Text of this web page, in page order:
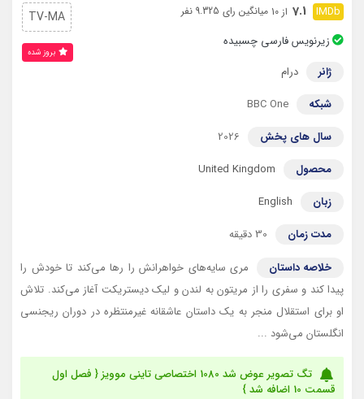
7.1 از 10 میانگین رای 9.325 نفر
زیرنویس فارسی چسبیده
ژانر
درام
شبکه
BBC One
سال های پخش
2026
محصول
United Kingdom
زبان
English
مدت زمان
30 دقیقه
خلاصه داستان
مری سایه‌های خواهرانش را رها می‌کند تا خودش را
پیدا کند و سفری را از مریتون به لندن و لیک دیستریکت آغاز می‌کند. تلاش
او برای استقلال منجر به یک داستان عاشقانه غیرمنتظره در دوران ریجنسی
انگلستان می‌شود ...
TV-MA
بروز‌ شده
تگ تصویر عوض شد 1080 اختصاصی تاینی موویز { فصل اول
قسمت 10 اضافه شد }